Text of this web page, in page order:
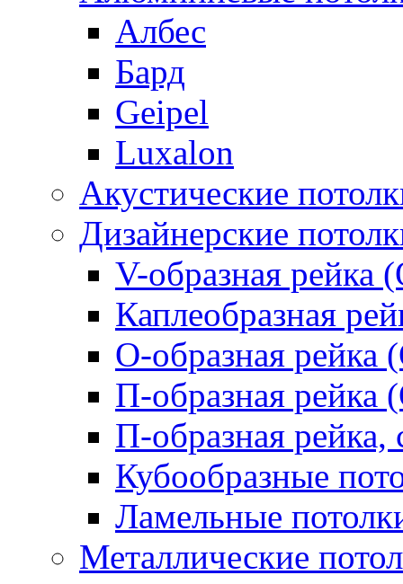
Албес
Бард
Geipel
Luxalon
Акустические
Дизайнерские
V-образная рейка
Каплеобразная
О-образная рейка
П-образная рейка
П-образная
Кубообразные
Ламельные
Металлические